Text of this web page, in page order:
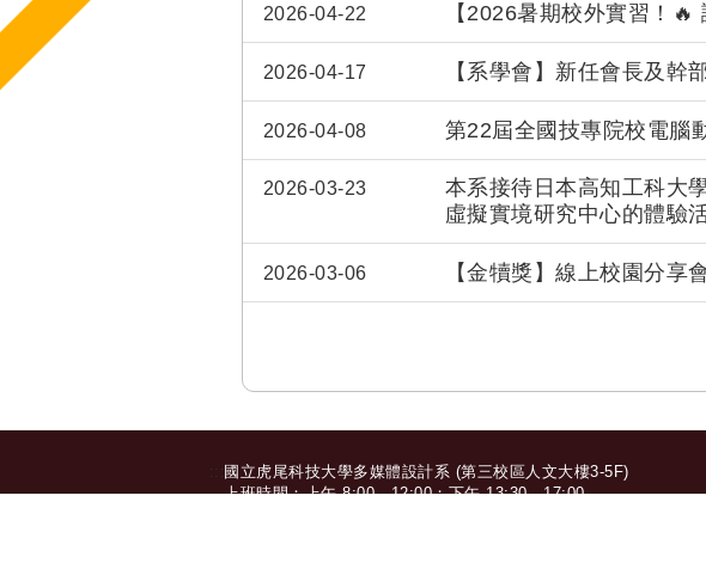
2026-04-22 【2026暑期校外實習！🔥
2026-04-17 【系學會】新任會長及幹
2026-04-08 第22屆全國技專院校電腦
2026-03-23
本系接待日本高知工科大
虛擬實境研究中心的體驗
2026-03-06 【金犢獎】線上校園分享
::: 國立虎尾科技大學多媒體設計系 (第三校區人文大樓3-5F)
上班時間：上午 8:00 - 12:00；下午 13:30 - 17:00